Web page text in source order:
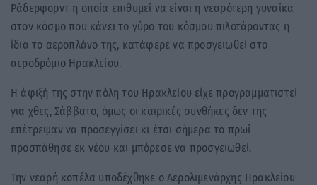
Ράδερφορντ η οποία επιθυμεί να είναι η νεαρότερη γυναίκα
στον κόσμο που κάνει το γύρο του κόσμου πιλοτάροντας η
ίδια το αεροπλάνο της, κατάφερε να προσγειωθεί στο
αεροδρόμιο Ηρακλείου.
Η άφιξή της στην πόλη του Ηρακλείου είχε προγραμματιστεί
για χθες, Σάββατο, όμως οι καιρικές συνθήκες δεν της
επέτρεψαν να προσεγγίσει κι έτσι σήμερα το πρωί
προσπάθησε εκ νέου και μπόρεσε να προσγειωθεί.
Την νεαρή κοπέλα υποδέχθηκε ο Αερολιμενάρχης Ηρακλείου